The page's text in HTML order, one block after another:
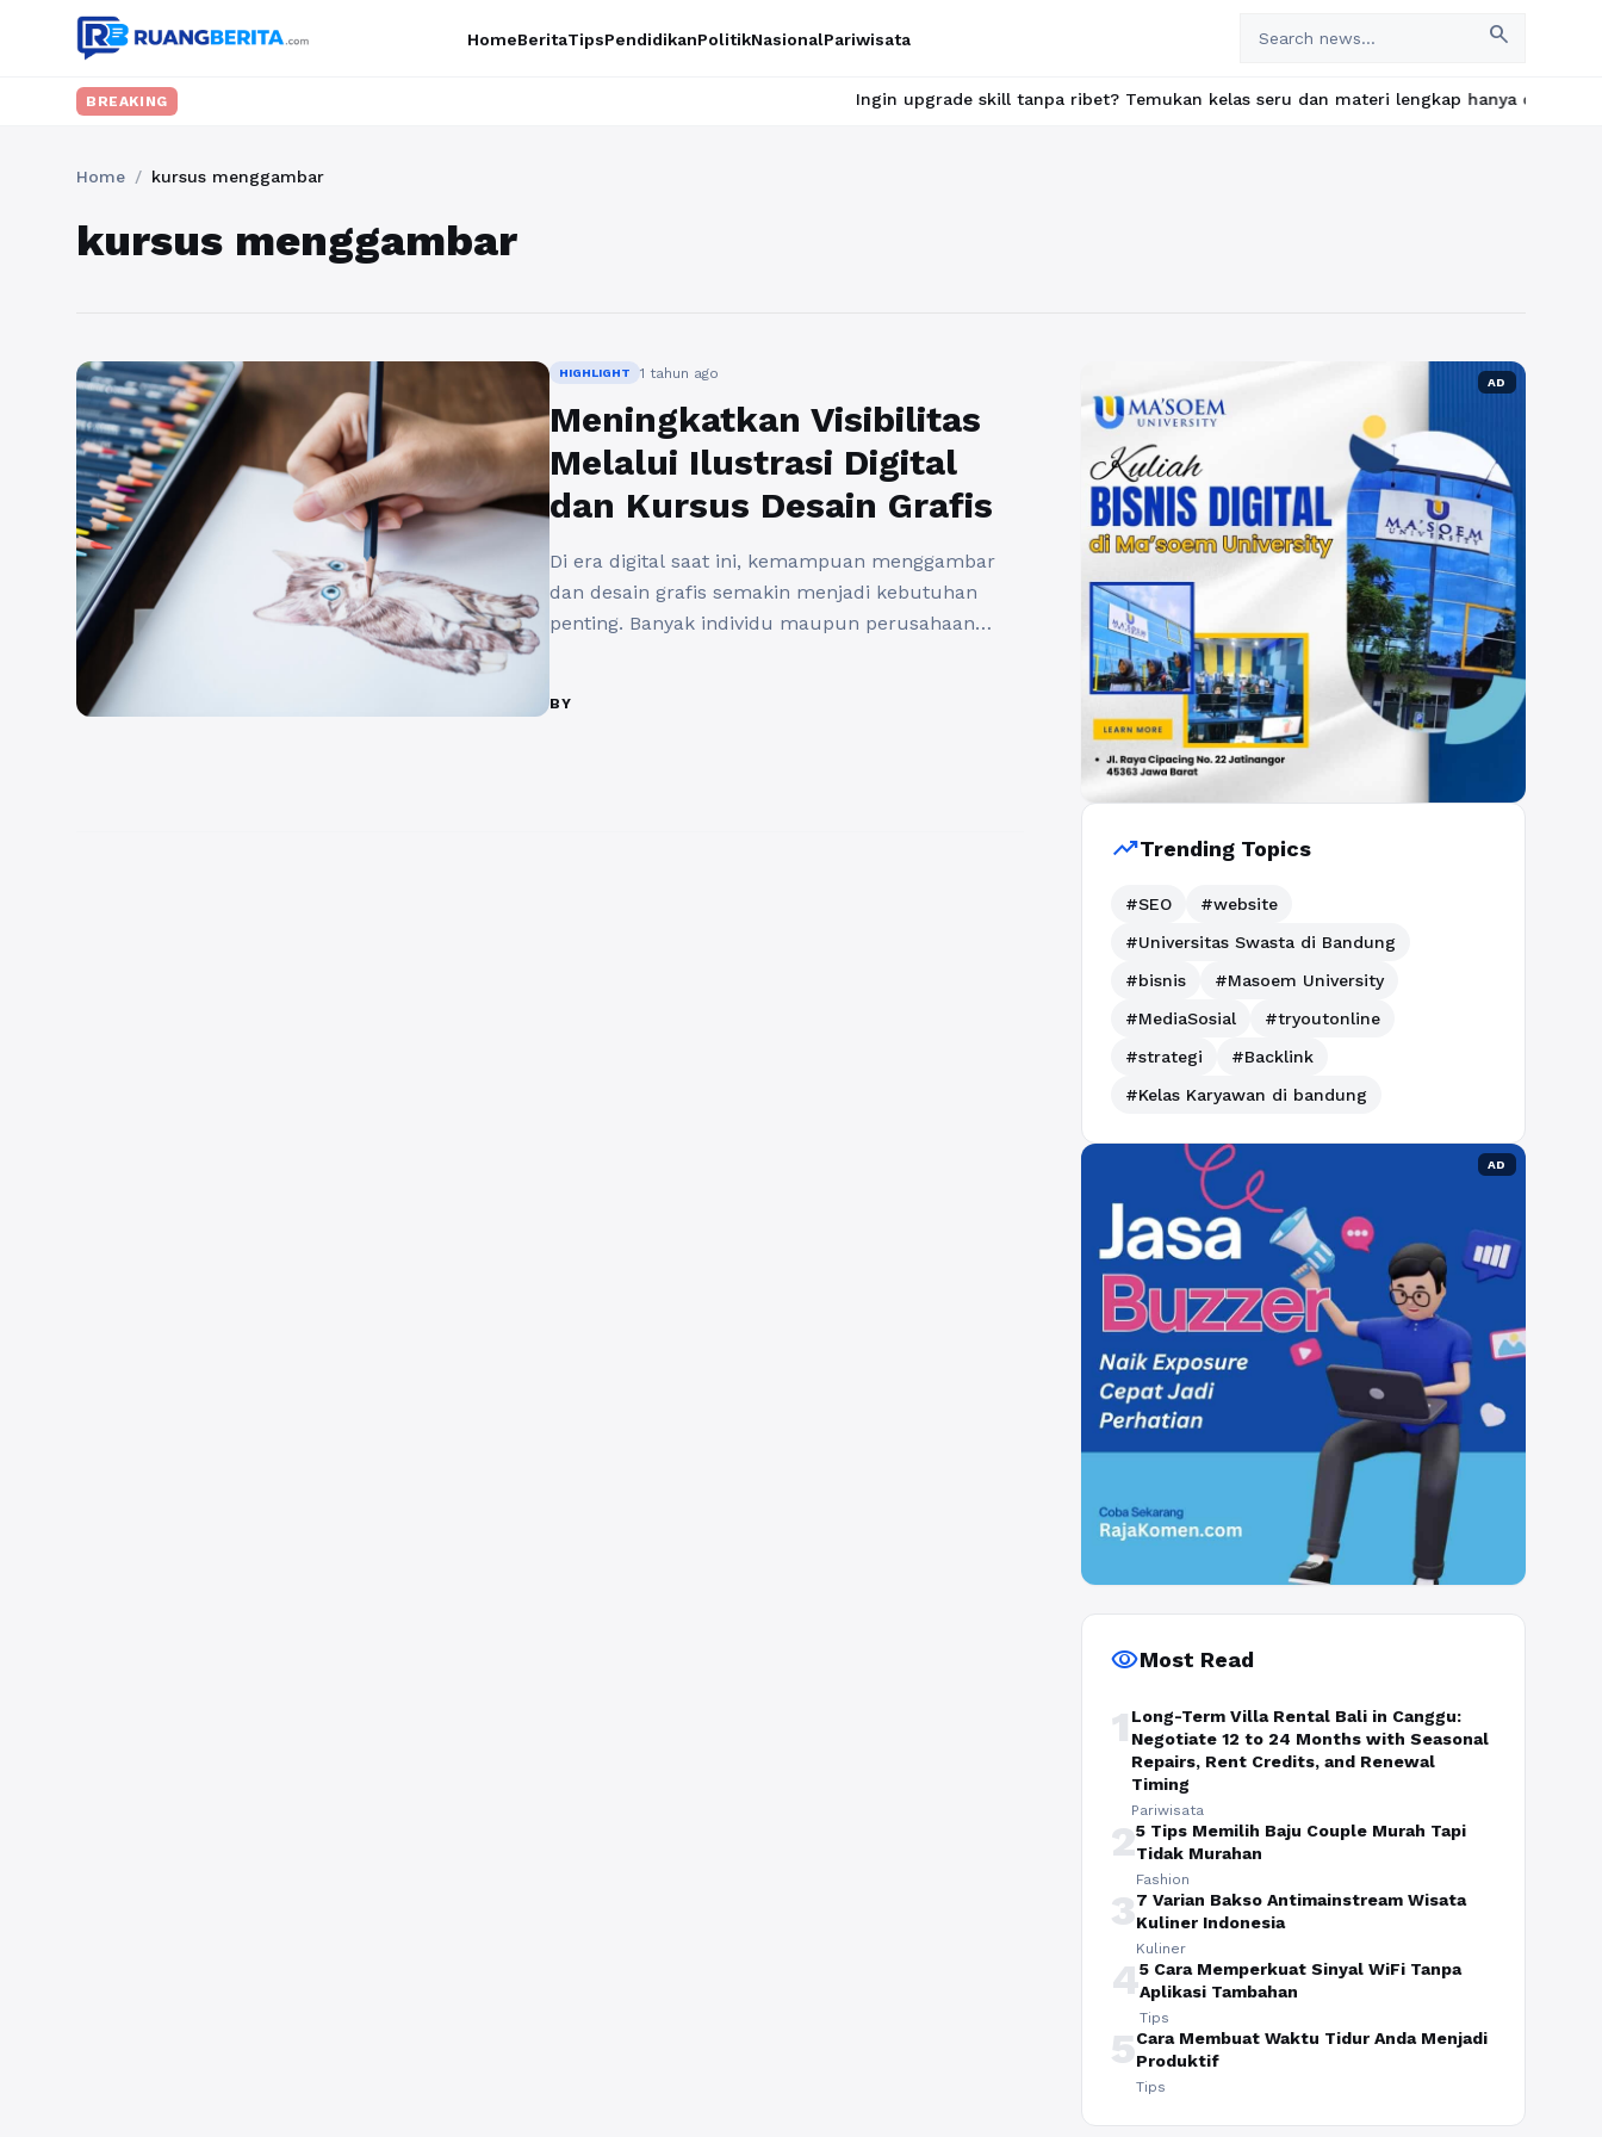
HomeBeritaTipsPendidikanPolitikNasionalPariwisata search
BREAKING Ingin upgrade skill tanpa ribet? Temukan kelas seru dan materi lengkap hanya di
Home / kursus menggambar
kursus menggambar
HIGHLIGHT 1 tahun ago
Meningkatkan Visibilitas
Melalui Ilustrasi Digital
dan Kursus Desain Grafis
Di era digital saat ini, kemampuan menggambar
dan desain grafis semakin menjadi kebutuhan
penting. Banyak individu maupun perusahaan
karena itu, kursus desain grafis menjadi salah satu
BY
AD
trending_upTrending Topics
#SEO
#website
#Universitas Swasta di Bandung
#bisnis
#Masoem University
#MediaSosial
#tryoutonline
#strategi
#Backlink
#Kelas Karyawan di bandung
AD
visibilityMost Read
1 Long-Term Villa Rental Bali in Canggu:
Negotiate 12 to 24 Months with Seasonal
Repairs, Rent Credits, and Renewal
Timing
Pariwisata
25 Tips Memilih Baju Couple Murah Tapi
Tidak Murahan
Fashion
37 Varian Bakso Antimainstream Wisata
Kuliner Indonesia
Kuliner
45 Cara Memperkuat Sinyal WiFi Tanpa
Aplikasi Tambahan
Tips
5Cara Membuat Waktu Tidur Anda Menjadi
Produktif
Tips